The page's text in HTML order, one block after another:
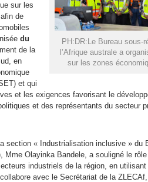
PH:DR:Le Bureau sous-
l’Afrique australe a
sur les zones
sur les
de
du
de la
en
et qui
et les exigences favorisant le
et des représentants du secteur
section « Industrialisation inclusive » du
Mme Olayinka Bandele, a souligné le
industriels de la région, en
avec le Secrétariat de la